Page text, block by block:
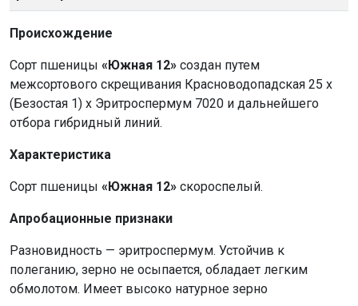
Происхождение
Сорт пшеницы «Южная 12» создан путем
межсортового скрещивания Красноводопадская 25 х
(Безостая 1) х Эритроспермум 7020 и дальнейшего
отбора гибридный линий.
Характеристика
Сорт пшеницы «Южная 12» скороспелый.
Апробационные признаки
Разновидность — эритроспермум. Устойчив к
полеганию, зерно не осыпается, обладает легким
обмолотом. Имеет высоко натурное зерно